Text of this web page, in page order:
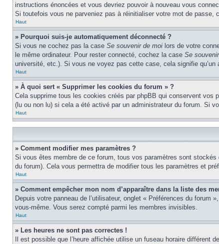
instructions énoncées et vous devriez pouvoir à nouveau vous
Si toutefois vous ne parveniez pas à réinitialiser votre mot de passe,
Haut
» Pourquoi suis-je automatiquement déconnecté ?
Si vous ne cochez pas la case Se souvenir de moi lors de votre
le même ordinateur. Pour rester connecté, cochez la case Se
université, etc.). Si vous ne voyez pas cette case, cela signifie
Haut
» À quoi sert « Supprimer les cookies du forum » ?
Cela supprime tous les cookies créés par phpBB qui conservent vos
(lu ou non lu) si cela a été activé par un administrateur du forum. Si
Haut
» Comment modifier mes paramètres ?
Si vous êtes membre de ce forum, tous vos paramètres sont
du forum). Cela vous permettra de modifier tous les paramètres et
Haut
» Comment empêcher mon nom d’apparaître dans la liste des
Depuis votre panneau de l’utilisateur, onglet « Préférences du forum
vous-même. Vous serez compté parmi les membres invisibles.
Haut
» Les heures ne sont pas correctes !
Il est possible que l’heure affichée utilise un fuseau horaire